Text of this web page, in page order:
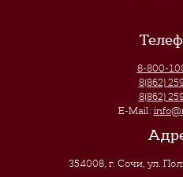
8-800-
8(862)
8(862)
E-Mail:
354008, г. Сочи,ул.